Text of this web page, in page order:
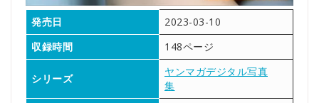
発売日
2023-03-10
収録時間
148ページ
シリーズ
ヤンマガデジタル写真
集